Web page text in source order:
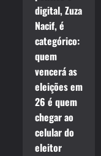
digital, Zuza
Nacif, é
categórico:
quem
vencerá as
eleições em
26 é quem
chegar ao
celular do
eleitor